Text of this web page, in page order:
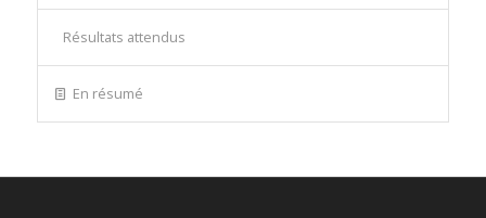
Résultats attendus
En résumé